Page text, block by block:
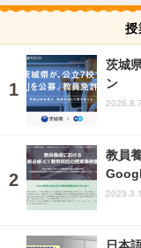
授
茨城
ン
教員
日本